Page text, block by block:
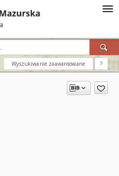
Wyszukiwanie zaawansowane ?